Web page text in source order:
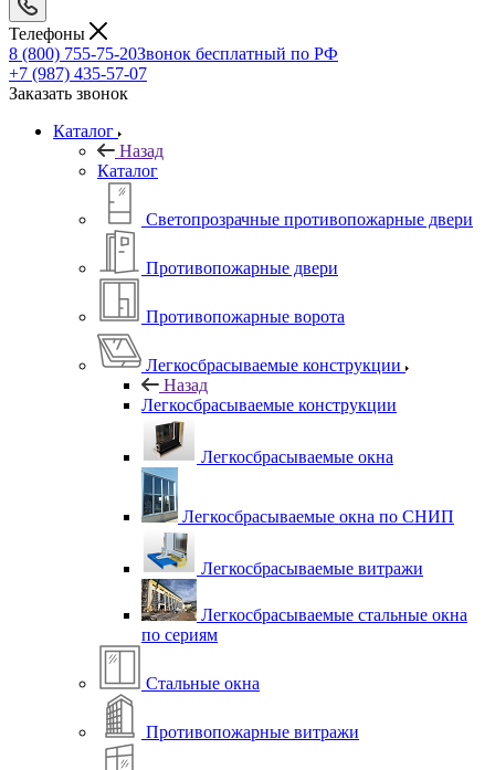
Телефоны
8 (800) 755-75-20Звонок бесплатный по РФ
+7 (987) 435-57-07
Заказать звонок
Каталог
Назад
Каталог
Светопрозрачные противопожарные двери
Противопожарные двери
Противопожарные ворота
Легкосбрасываемые конструкции
Назад
Легкосбрасываемые конструкции
Легкосбрасываемые окна
Легкосбрасываемые окна по СНИП
Легкосбрасываемые витражи
Легкосбрасываемые стальные окна
по сериям
Стальные окна
Противопожарные витражи